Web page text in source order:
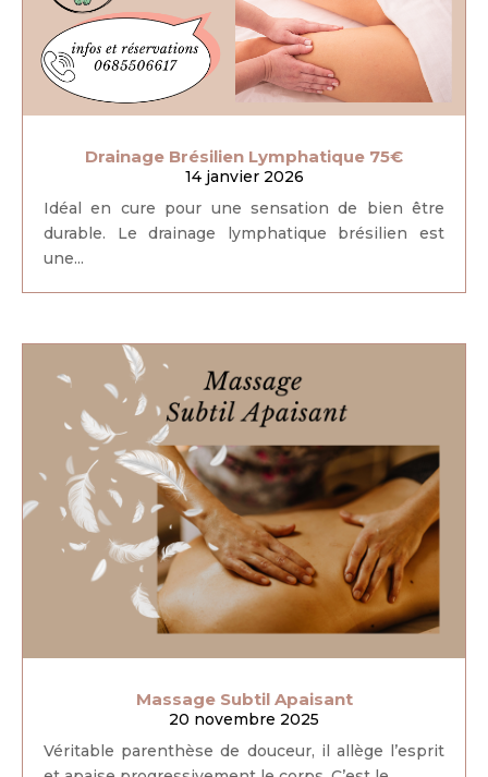
Drainage Brésilien Lymphatique 75€
14 janvier 2026
Idéal en cure pour une sensation de bien être
durable. Le drainage lymphatique brésilien est
une...
Massage Subtil Apaisant
20 novembre 2025
Véritable parenthèse de douceur, il allège l’esprit